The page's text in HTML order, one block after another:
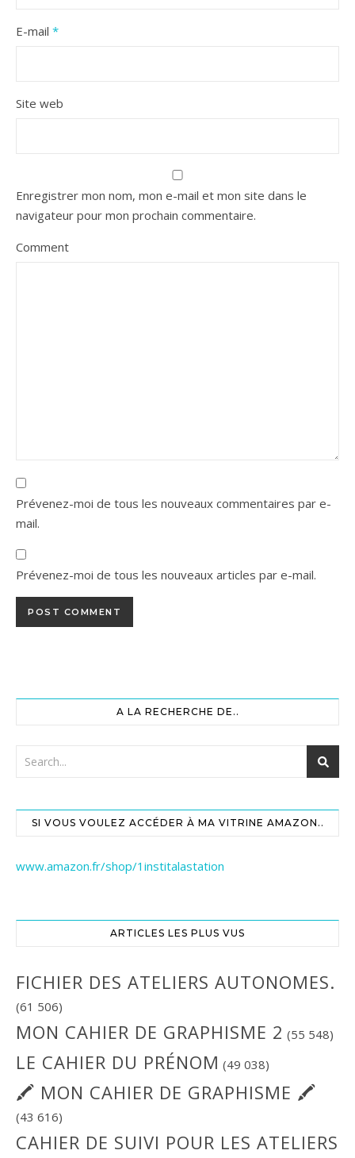
E-mail *
Site web
Enregistrer mon nom, mon e-mail et mon site dans le
navigateur pour mon prochain commentaire.
Comment
Prévenez-moi de tous les nouveaux commentaires par e-
mail.
Prévenez-moi de tous les nouveaux articles par e-mail.
A LA RECHERCHE DE..
SI VOUS VOULEZ ACCÉDER À MA VITRINE AMAZON..
www.amazon.fr/shop/1institalastation
ARTICLES LES PLUS VUS
FICHIER DES ATELIERS AUTONOMES.
(61 506)
MON CAHIER DE GRAPHISME 2 (55 548)
LE CAHIER DU PRÉNOM (49 038)
🖍 MON CAHIER DE GRAPHISME 🖍
(43 616)
CAHIER DE SUIVI POUR LES ATELIERS